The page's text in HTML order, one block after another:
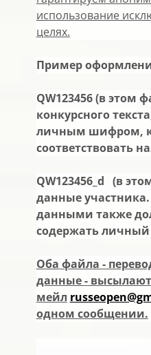
использование
целях.
Пример
QW123456(в этом
конкурсного
личным шифром,
соответствовать
QW123456_ d (в
данные
данными также
содержать
Оба файла -
данные-
мейл
одном сообщении.